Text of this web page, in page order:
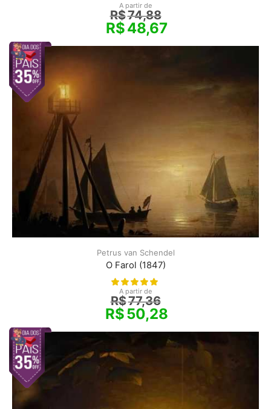
A partir de
R$74,88
R$48,67
Petrus van Schendel
O Farol (1847)
A partir de
R$77,36
R$50,28